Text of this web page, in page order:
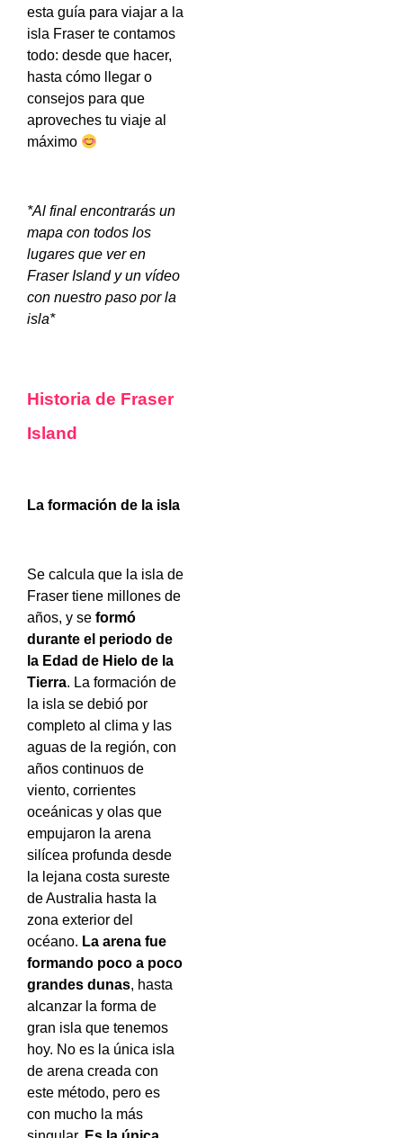
esta guía para viajar a la
isla Fraser te contamos
todo: desde que hacer,
hasta cómo llegar o
consejos para que
aproveches tu viaje al
máximo
*Al final encontrarás un
mapa con todos los
lugares que ver en
Fraser Island y un vídeo
con nuestro paso por la
isla*
Historia de Fraser
Island
La formación de la isla
Se calcula que la isla de
Fraser tiene millones de
años, y se formó
durante el periodo de
la Edad de Hielo de la
Tierra. La formación de
la isla se debió por
completo al clima y las
aguas de la región, con
años continuos de
viento, corrientes
oceánicas y olas que
empujaron la arena
silícea profunda desde
la lejana costa sureste
de Australia hasta la
zona exterior del
océano. La arena fue
formando poco a poco
grandes dunas, hasta
alcanzar la forma de
gran isla que tenemos
hoy. No es la única isla
de arena creada con
este método, pero es
con mucho la más